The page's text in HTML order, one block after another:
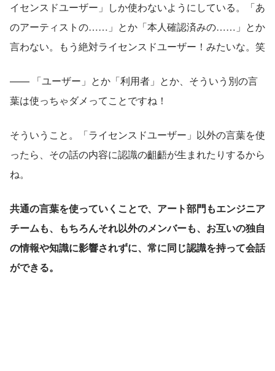
イセンスドユーザー」しか使わないようにしている。「あ
のアーティストの……」とか「本人確認済みの……」とか
言わない。もう絶対ライセンスドユーザー！みたいな。笑
—— 「ユーザー」とか「利用者」とか、そういう別の言
葉は使っちゃダメってことですね！
そういうこと。「ライセンスドユーザー」以外の言葉を使
ったら、その話の内容に認識の齟齬が生まれたりするから
ね。
共通の言葉を使っていくことで、アート部門もエンジニア
チームも、もちろんそれ以外のメンバーも、お互いの独自
の情報や知識に影響されずに、常に同じ認識を持って会話
ができる。